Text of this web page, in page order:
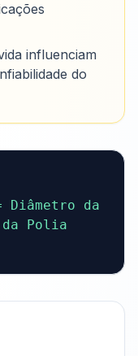
influenciam
do
Diâmetro da
Polia